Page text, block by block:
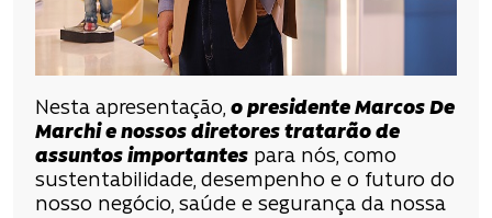
Nesta apresentação, o presidente Marcos De
Marchi e nossos diretores tratarão de
assuntos importantes para nós, como
sustentabilidade, desempenho e o futuro do
nosso negócio, saúde e segurança da nossa